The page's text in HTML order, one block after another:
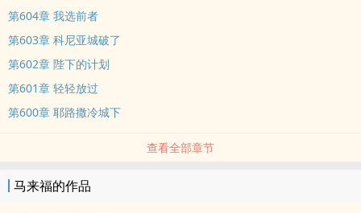
第604章 我选前者
第603章 科尼亚城破了
第602章 陛下的计划
第601章 轻轻放过
第600章 耶路撒冷城下
查看全部章节
马来福的作品